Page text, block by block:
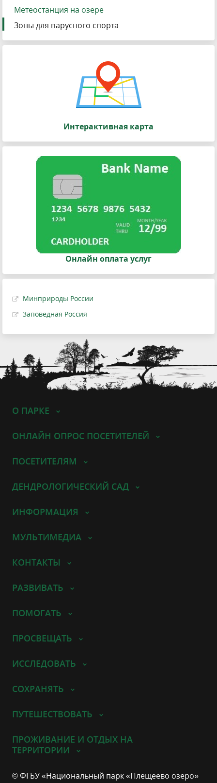
Метеостанция на озере
Зоны для парусного спорта
Интерактивная карта
Онлайн оплата услуг
Минприроды России
Заповедная Россия
О ПАРКЕ
ОНЛАЙН ОПРОС ПОСЕТИТЕЛЕЙ
ПОСЕТИТЕЛЯМ
ДЕНДРОЛОГИЧЕСКИЙ САД
ИНФОРМАЦИЯ
МУЛЬТИМЕДИА
КОНТАКТЫ
РАЗВИВАТЬ
ПОМОГАТЬ
ПРОСВЕЩАТЬ
ИССЛЕДОВАТЬ
СОХРАНЯТЬ
ПУТЕШЕСТВОВАТЬ
ПРОЖИВАНИЕ И ОТДЫХ НА
ТЕРРИТОРИИ
© ФГБУ «Национальный парк «Плещеево озеро»